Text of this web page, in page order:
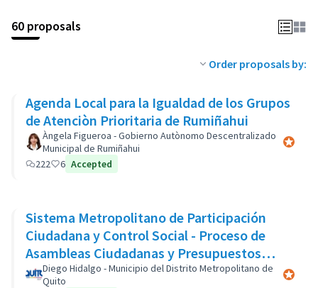
60 proposals
Order proposals by:
Agenda Local para la Igualdad de los Grupos
de Atenciòn Prioritaria de Rumiñahui
Àngela Figueroa - Gobierno Autònomo Descentralizado
Municipal de Rumiñahui
Official
222
6 Accepted
Sistema Metropolitano de Participación
Ciudadana y Control Social - Proceso de
Asambleas Ciudadanas y Presupuestos
Participativos
Diego Hidalgo - Municipio del Distrito Metropolitano de
Quito
Official